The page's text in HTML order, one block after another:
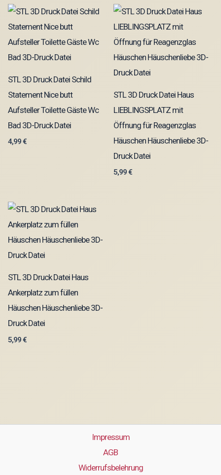
STL 3D Druck Datei Schild
Statement Nice butt
Aufsteller Toilette Gäste Wc
Bad 3D-Druck Datei
4,99€
STL 3D Druck Datei Haus
LIEBLINGSPLATZ mit
Öffnung für Reagenzglas
Häuschen Häuschenliebe 3D-
Druck Datei
5,99€
STL 3D Druck Datei Haus
Ankerplatz zum füllen
Häuschen Häuschenliebe 3D-
Druck Datei
5,99€
Impressum
AGB
Widerrufsbelehrung